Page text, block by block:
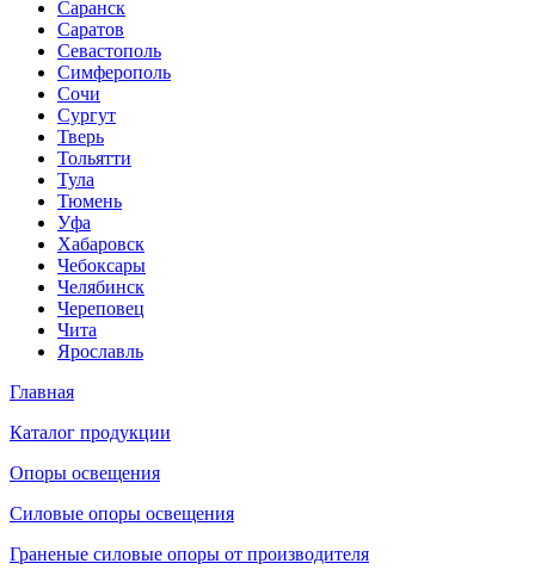
Саранск
Саратов
Севастополь
Симферополь
Сочи
Сургут
Тверь
Тольятти
Тула
Тюмень
Уфа
Хабаровск
Чебоксары
Челябинск
Череповец
Чита
Ярославль
Главная
Каталог продукции
Oпоры oсвeщения
Силовые опоры освещения
Граненые силовые опоры от производителя